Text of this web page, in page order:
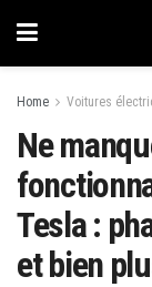
Home Voitures
Ne
Tesla :
et bien